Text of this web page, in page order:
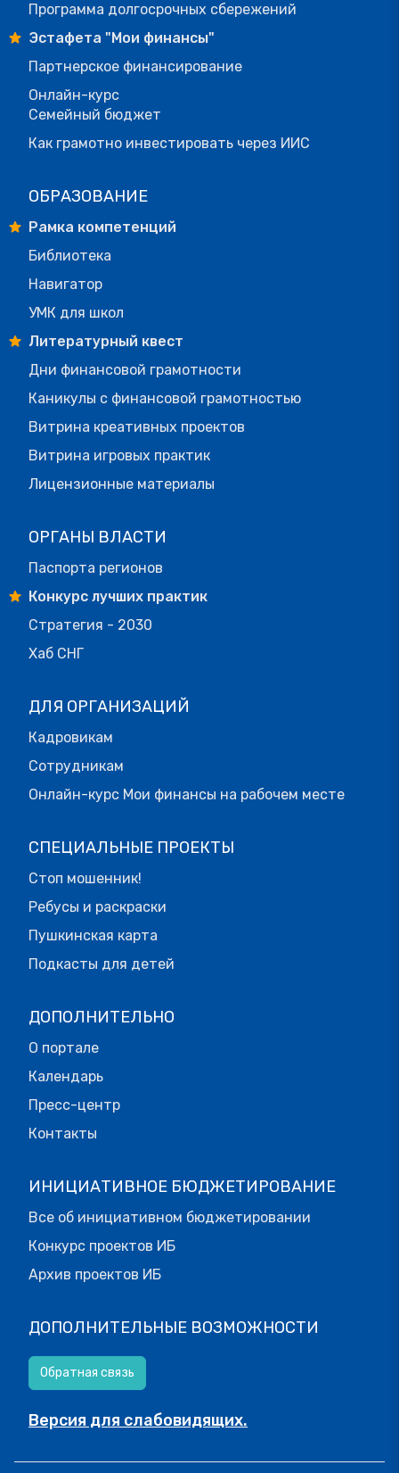
Программа долгосрочных сбережений
Эстафета "Мои финансы"
Партнерское финансирование
Онлайн-курс
Семейный бюджет
Как грамотно инвестировать через ИИС
ОБРАЗОВАНИЕ
Рамка компетенций
Библиотека
Навигатор
УМК для школ
Литературный квест
Дни финансовой грамотности
Каникулы с финансовой грамотностью
Витрина креативных проектов
Витрина игровых практик
Лицензионные материалы
ОРГАНЫ ВЛАСТИ
Паспорта регионов
Конкурс лучших практик
Стратегия - 2030
Хаб СНГ
ДЛЯ ОРГАНИЗАЦИЙ
Кадровикам
Сотрудникам
Онлайн-курс Мои финансы на рабочем месте
СПЕЦИАЛЬНЫЕ ПРОЕКТЫ
Стоп мошенник!
Ребусы и раскраски
Пушкинская карта
Подкасты для детей
ДОПОЛНИТЕЛЬНО
О портале
Календарь
Пресс-центр
Контакты
ИНИЦИАТИВНОЕ БЮДЖЕТИРОВАНИЕ
Все об инициативном бюджетировании
Конкурс проектов ИБ
Архив проектов ИБ
ДОПОЛНИТЕЛЬНЫЕ ВОЗМОЖНОСТИ
Обратная связь
Версия для слабовидящих.